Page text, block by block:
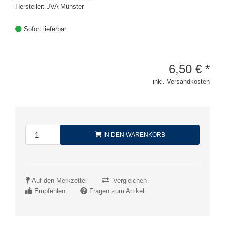
Hersteller: JVA Münster
Sofort lieferbar
6,50 € *
inkl. Versandkosten
IN DEN WARENKORB
Auf den Merkzettel
Vergleichen
Empfehlen
Fragen zum Artikel